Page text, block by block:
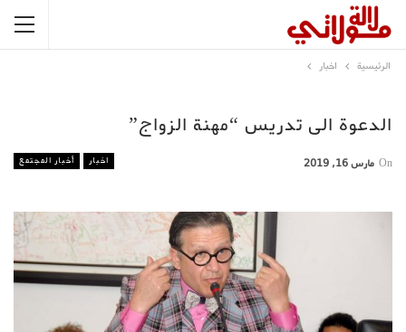
الرئيسية اخبار
الدعوة الى تدريس “مهنة الزواج”
اخبار أخبار المجتمع On مارس 16, 2019